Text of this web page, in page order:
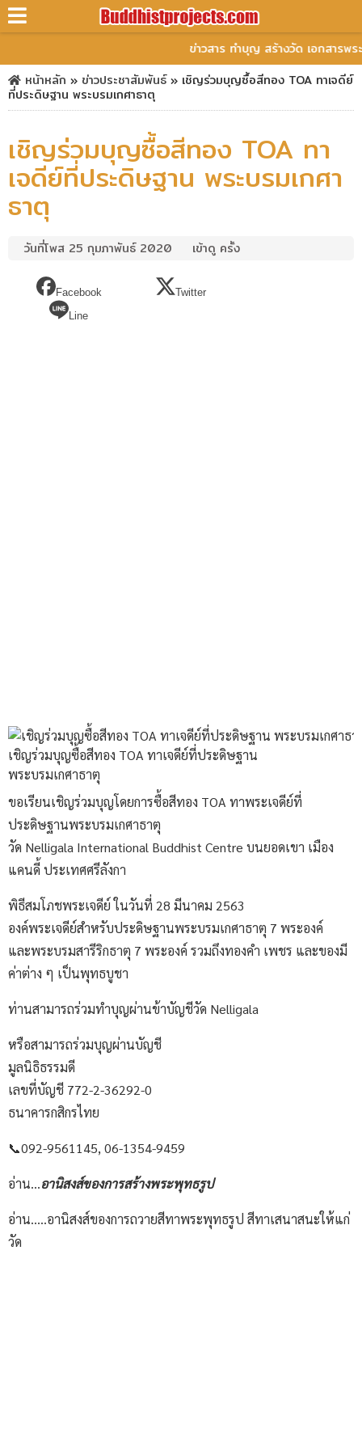
ข่าวสาร ทำบุญ สร้างวัด เอกสารพร
หน้าหลัก » ข่าวประชาสัมพันธ์» เชิญร่วมบุญซื้อสีทอง TOA ทาเจดีย์
ที่ประดิษฐาน พระบรมเกศาธาตุ
เชิญร่วมบุญซื้อสีทอง TOA ทา
เจดีย์ที่ประดิษฐาน พระบรมเกศา
ธาตุ
วันที่โพส 25 กุมภาพันธ์ 2020 เข้าดู ครั้ง
Facebook
Twitter
Line
เชิญร่วมบุญซื้อสีทอง TOA ทาเจดีย์ที่ประดิษฐาน
พระบรมเกศาธาตุ
ขอเรียนเชิญร่วมบุญโดยการซื้อสีทอง TOA ทาพระเจดีย์ที่
ประดิษฐานพระบรมเกศาธาตุ
วัด Nelligala International Buddhist Centre บนยอดเขา เมือง
แคนดี้ ประเทศศรีลังกา
พิธีสมโภชพระเจดีย์ ในวันที่ 28 มีนาคม 2563
องค์พระเจดีย์สำหรับประดิษฐานพระบรมเกศาธาตุ 7 พระองค์
และพระบรมสารีริกธาตุ 7 พระองค์ รวมถึงทองคำ เพชร และของมี
ค่าต่าง ๆ เป็นพุทธบูชา
ท่านสามารถร่วมทำบุญผ่านข้าบัญชีวัด Nelligala
หรือสามารถร่วมบุญผ่านบัญชี
มูลนิธิธรรมดี
เลขที่บัญชี 772-2-36292-0
ธนาคารกสิกรไทย
📞092-9561145, 06-1354-9459
อ่าน…อานิสงส์ของการสร้างพระพุทธรูป
อ่าน…..อานิสงส์ของการถวายสีทาพระพุทธรูป สีทาเสนาสนะให้แก่
วัด